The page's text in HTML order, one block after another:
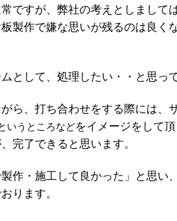
ですが、弊社の考えとしまして
製作で嫌な思いが残るのは良く
として、処理したい・・と思っ
ら、打ち合わせをする際には、
いうところなどをイメージをして
完了できると思います。
作・施工して良かった」と思い
ります。